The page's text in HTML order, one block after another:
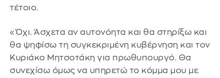
τέτοιο.
«Όχι. Άσχετα αν αυτονόητα και θα στηρίξω και
θα ψηφίσω τη συγκεκριμένη κυβέρνηση και τον
Κυριάκο Μητσοτάκη για πρωθυπουργό. Θα
συνεχίσω όμως να υπηρετώ το κόμμα μου με